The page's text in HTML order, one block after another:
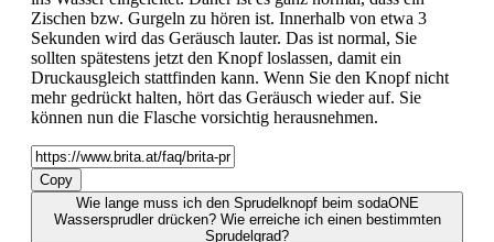
Zischen bzw. Gurgeln zu hören ist. Innerhalb von etwa 3
Sekunden wird das Geräusch lauter. Das ist normal, Sie
sollten spätestens jetzt den Knopf loslassen, damit ein
Druckausgleich stattfinden kann. Wenn Sie den Knopf nicht
mehr gedrückt halten, hört das Geräusch wieder auf. Sie
können nun die Flasche vorsichtig herausnehmen.
Copy
Wie lange muss ich den Sprudelknopf beim sodaONE
Wassersprudler drücken? Wie erreiche ich einen bestimmten
Sprudelgrad?